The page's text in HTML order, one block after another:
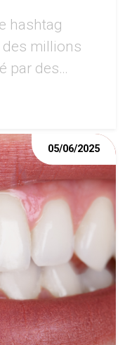
hashtag
millions
par des
05/06/2025